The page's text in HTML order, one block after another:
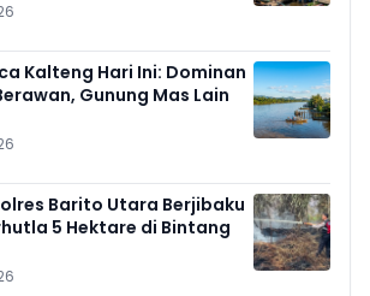
Kalteng Hari Ini: Dominan
Gunung Mas Lain
Barito Utara Berjibaku
5 Hektare di Bintang